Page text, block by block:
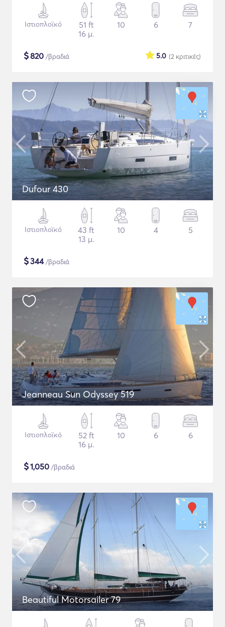
Ιστιοπλοϊκό
51 ft
16 μ.
10 6 7
$820 /βραδιά (2 κριτικές)
5.0
Dufour 430
Ιστιοπλοϊκό
43 ft
13 μ.
10 4 5
$344/βραδιά
Jeanneau Sun Odyssey 519
Ιστιοπλοϊκό
52 ft
16 μ.
10 6 6
$1,050 /βραδιά
Beautiful Motorsailer 79